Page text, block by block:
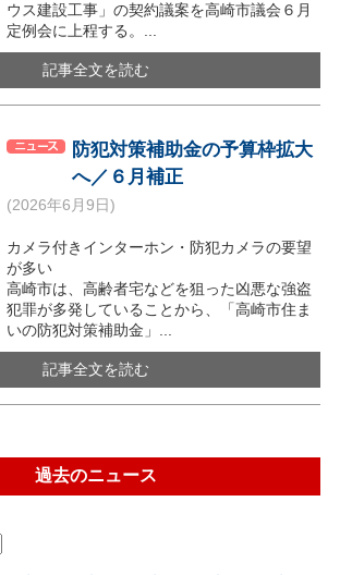
ウス建設工事」の契約議案を高崎市議会６月
定例会に上程する。...
記事全文を読む
防犯対策補助金の予算枠拡大
へ／６月補正
(2026年6月9日)
カメラ付きインターホン・防犯カメラの要望
が多い
高崎市は、高齢者宅などを狙った凶悪な強盗
犯罪が多発していることから、「高崎市住ま
いの防犯対策補助金」...
記事全文を読む
過去のニュース